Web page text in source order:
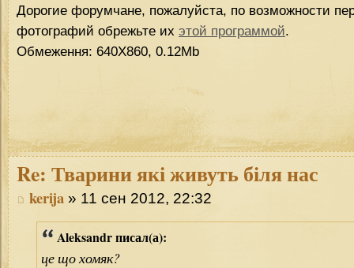
Дорогие форумчане, пожалуйста, по возможности
фотографий обрежьте их этой программой.
Обмеження: 640Х860, 0.12Mb
Re: Тварини які живуть біля нас
kerija » 11 сен 2012, 22:32
Aleksandr писал(а):
це що хомяк?